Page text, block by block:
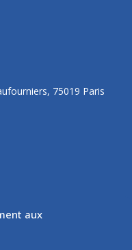
aux
75019 Paris
recevez une fois par
(on promet).